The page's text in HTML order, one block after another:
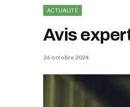
ACTUALITÉ
Avis
26 octobre 2024